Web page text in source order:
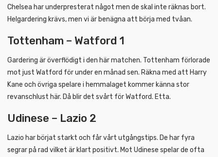
Chelsea har underpresterat något men de skal inte räknas bort.
Helgardering krävs, men vi är benägna att börja med tvåan.
Tottenham – Watford 1
Gardering är överflödigt i den här matchen. Tottenham förlorade
mot just Watford för under en månad sen. Räkna med att Harry
Kane och övriga spelare i hemmalaget kommer känna stor
revanschlust här. Då blir det svårt för Watford. Etta.
Udinese – Lazio 2
Lazio har börjat starkt och får vårt utgångstips. De har fyra
segrar på rad vilket är klart positivt. Mot Udinese spelar de ofta